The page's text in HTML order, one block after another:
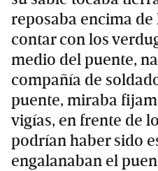
reposaba encima
contar con los
medio del puente,
compañía de
puente, miraba
vigías, en frente de
podrían haber sido
engalanaban el